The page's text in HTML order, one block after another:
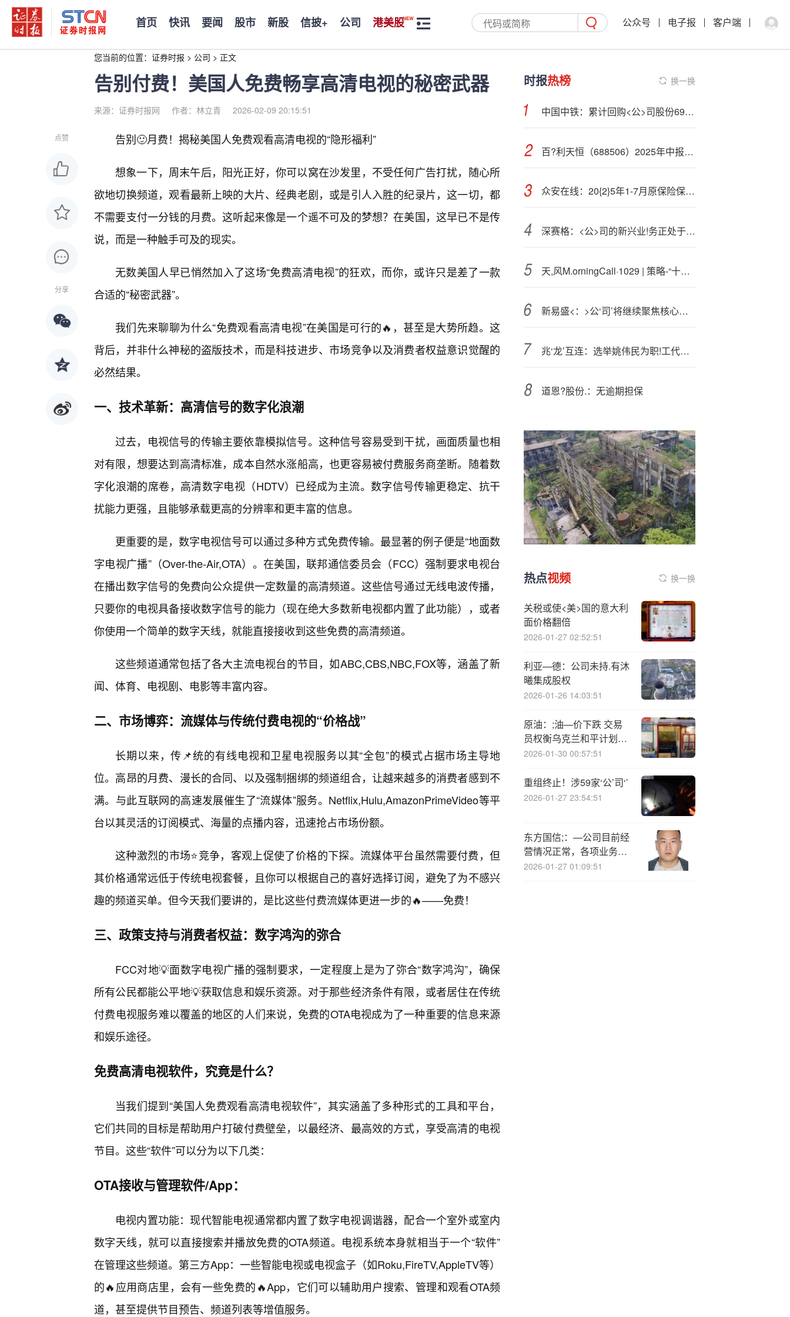
首页 快讯 要闻 股市 新股 信披+ 公司 港美股 公众号 电子报 客户端
您当前的位置： 证券时报 > 公司 > 正文
告别付费！美国人免费畅享高清电视的秘密武器
来源：证券时报网 作者：林立青 2026-02-09 20:15:51
点赞
分享
告别🙂月费！揭秘美国人免费观看高清电视的“隐形福利”
想象一下，周末午后，阳光正好，你可以窝在沙发里，不受任何广告打扰，随心所
欲地切换频道，观看最新上映的大片、经典老剧，或是引人入胜的纪录片，这一切，都
不需要支付一分钱的月费。这听起来像是一个遥不可及的梦想？在美国，这早已不是传
说，而是一种触手可及的现实。
无数美国人早已悄然加入了这场“免费高清电视”的狂欢，而你，或许只是差了一款
合适的“秘密武器”。
我们先来聊聊为什么“免费观看高清电视”在美国是可行的🔥，甚至是大势所趋。这
背后，并非什么神秘的盗版技术，而是科技进步、市场竞争以及消费者权益意识觉醒的
必然结果。
一、技术革新：高清信号的数字化浪潮
过去，电视信号的传输主要依靠模拟信号。这种信号容易受到干扰，画面质量也相
对有限，想要达到高清标准，成本自然水涨船高，也更容易被付费服务商垄断。随着数
字化浪潮的席卷，高清数字电视（HDTV）已经成为主流。数字信号传输更稳定、抗干
扰能力更强，且能够承载更高的分辨率和更丰富的信息。
更重要的是，数字电视信号可以通过多种方式免费传输。最显著的例子便是“地面数
字电视广播”（Over-the-Air,OTA）。在美国，联邦通信委员会（FCC）强制要求电视台
在播出数字信号的免费向公众提供一定数量的高清频道。这些信号通过无线电波传播，
只要你的电视具备接收数字信号的能力（现在绝大多数新电视都内置了此功能），或者
你使用一个简单的数字天线，就能直接接收到这些免费的高清频道。
这些频道通常包括了各大主流电视台的节目，如ABC,CBS,NBC,FOX等，涵盖了新
闻、体育、电视剧、电影等丰富内容。
二、市场博弈：流媒体与传统付费电视的“价格战”
长期以来，传📌统的有线电视和卫星电视服务以其“全包”的模式占据市场主导地
位。高昂的月费、漫长的合同、以及强制捆绑的频道组合，让越来越多的消费者感到不
满。与此互联网的高速发展催生了“流媒体”服务。Netflix,Hulu,AmazonPrimeVideo等平
台以其灵活的订阅模式、海量的点播内容，迅速抢占市场份额。
这种激烈的市场⭐竞争，客观上促使了价格的下探。流媒体平台虽然需要付费，但
其价格通常远低于传统电视套餐，且你可以根据自己的喜好选择订阅，避免了为不感兴
趣的频道买单。但今天我们要讲的，是比这些付费流媒体更进一步的🔥——免费！
三、政策支持与消费者权益：数字鸿沟的弥合
FCC对地💡面数字电视广播的强制要求，一定程度上是为了弥合“数字鸿沟”，确保
所有公民都能公平地💡获取信息和娱乐资源。对于那些经济条件有限，或者居住在传统
付费电视服务难以覆盖的地区的人们来说，免费的OTA电视成为了一种重要的信息来源
和娱乐途径。
免费高清电视软件，究竟是什么？
当我们提到“美国人免费观看高清电视软件”，其实涵盖了多种形式的工具和平台，
它们共同的目标是帮助用户打破付费壁垒，以最经济、最高效的方式，享受高清的电视
节目。这些“软件”可以分为以下几类：
OTA接收与管理软件/App：
电视内置功能：现代智能电视通常都内置了数字电视调谐器，配合一个室外或室内
数字天线，就可以直接搜索并播放免费的OTA频道。电视系统本身就相当于一个“软件”
在管理这些频道。第三方App：一些智能电视或电视盒子（如Roku,FireTV,AppleTV等）
的🔥应用商店里，会有一些免费的🔥App，它们可以辅助用户搜索、管理和观看OTA频
道，甚至提供节目预告、频道列表等增值服务。
时报热榜 换一换
中国中铁：累计回购<公>司股份6998600股
百?利天恒（688506）2025年中报简析：净利润同比下降123.96%，三费占比上升明显
众安在线：20{2}5年1-7月原保险保费收入约199.17亿元
深赛格：<公>司的新兴业!务正处于战略培育期
天,风M.orningCall·1029 | 策略-“十五五”定价/固收-降准降息、央行购债、“全球主权债”
新易盛<：>公‘司’将继续聚焦核心技术研发夯实行业竞争力
兆‘龙’互连：选举姚伟民为职!工代表董事
道恩?股份.：无逾期担保
热点视频 换一换
关税或使<美>国的意大利
面价格翻倍
2026-01-27 02:52:51
利亚—德：公司未持.有沐
曦集成股权
2026-01-26 14:03:51
原油：;油—价下跌 交易
员权衡乌克兰和平计划前
景
2026-01-30 00:57:51
重组终止！涉59家‘公’司‘’
2026-01-27 23:54:51
东方国信;：—公司目前经
营情况正常，各项业务有
序开展
2026-01-27 01:09:51